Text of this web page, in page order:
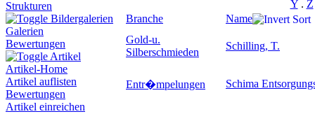
Strukturen
Bildergalerien
Galerien
Bewertungen
Artikel
Artikel-Home
Artikel auflisten
Bewertungen
Artikel einreichen
Y. Z
Branche
Name
Gold-u.
Silberschmieden
Schilling, T.
Entr�mpelungen Schima